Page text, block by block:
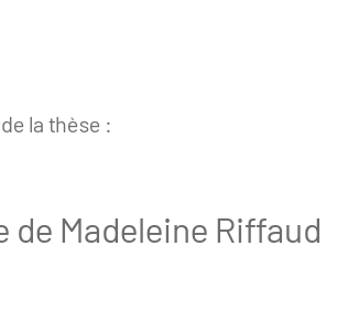
la thèse :
Madeleine Riffaud